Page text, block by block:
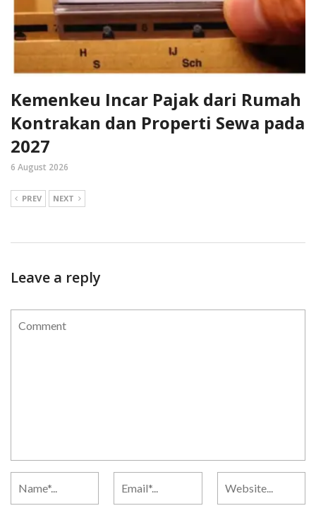
Kemenkeu Incar Pajak dari Rumah
Kontrakan dan Properti Sewa pada
2027
6 August 2026
PREV NEXT
Leave a reply